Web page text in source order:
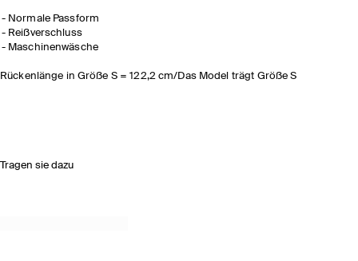
Normale Passform
Reißverschluss
Maschinenwäsche
Rückenlänge in Größe S = 122,2 cm/Das Model trägt Größe S
Tragen sie dazu